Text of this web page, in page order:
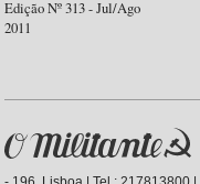
Edição Nº 313 - Jul/Ago
2011